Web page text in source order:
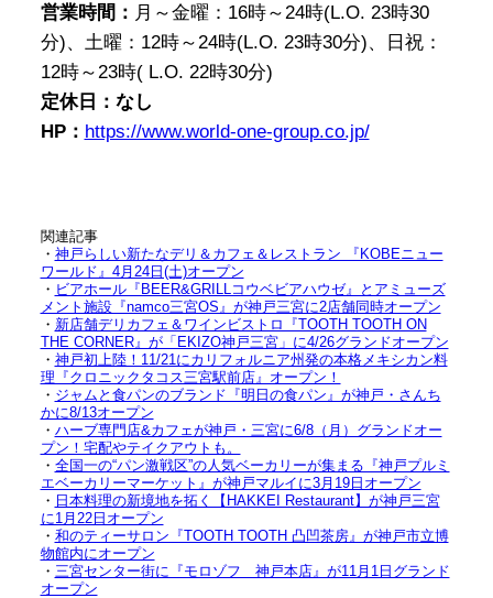
営業時間： 月～金曜：16時～24時(L.O. 23時30
分)、土曜：12時～24時(L.O. 23時30分)、日祝：
12時～23時( L.O. 22時30分)
定休日：なし
HP： https://www.world-one-group.co.jp/
関連記事
・ 神戸らしい新たなデリ＆カフェ＆レストラン 『KOBEニュー
ワールド』4月24日(土)オープン
・ ビアホール『BEER&GRILLコウベビアハウゼ』とアミューズ
メント施設『namco三宮OS』が神戸三宮に2店舗同時オープン
・ 新店舗デリカフェ＆ワインビストロ『TOOTH TOOTH ON
THE CORNER』が「EKIZO神戸三宮」に4/26グランドオープン
・ 神戸初上陸！11/21にカリフォルニア州発の本格メキシカン料
理『クロニックタコス三宮駅前店』オープン！
・ ジャムと食パンのブランド『明日の食パン』が神戸・さんち
かに8/13オープン
・ ハーブ専門店&カフェが神戸・三宮に6/8（月）グランドオー
プン！宅配やテイクアウトも。
・ 全国一の“パン激戦区”の人気ベーカリーが集まる『神戸プルミ
エベーカリーマーケット』が神戸マルイに3月19日オープン
・ 日本料理の新境地を拓く【HAKKEI Restaurant】が神戸三宮
に1月22日オープン
・ 和のティーサロン『TOOTH TOOTH 凸凹茶房』が神戸市立博
物館内にオープン
・ 三宮センター街に『モロゾフ 神戸本店』が11月1日グランド
オープン